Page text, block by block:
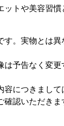
ットや美容習
。実物とは異
予告なく変更
につきまして
確認いただきま